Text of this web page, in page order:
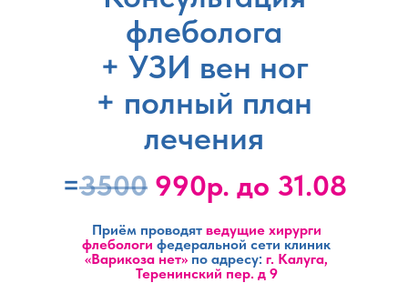
флеболога
+ УЗИ вен ног
+ полный план
лечения
Приём проводят ведущие хирурги
флебологи федеральной сети клиник
«Варикоза нет» по адресу: г. Калуга,
Теренинский пер. д 9
=3500 990р. до 31.08